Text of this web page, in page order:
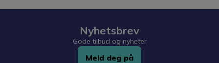
Nyhetsbrev
Gode tilbud og nyheter
Meld deg på